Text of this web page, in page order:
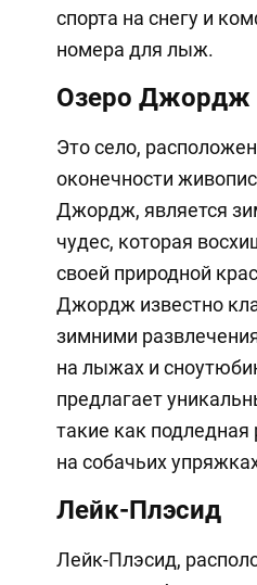
спорта на снегу и
номера для лыж.
Озеро Джордж
Это село,
оконечности
Джордж, является
чудес, которая
своей природной
Джордж известно
зимними
на лыжах и
предлагает
такие как
на собачьих
Лейк-Плэсид
Лейк-Плэсид,